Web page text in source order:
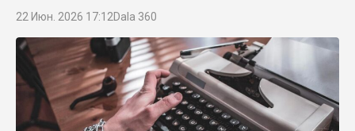
22 Июн. 2026 17:12Dala 360